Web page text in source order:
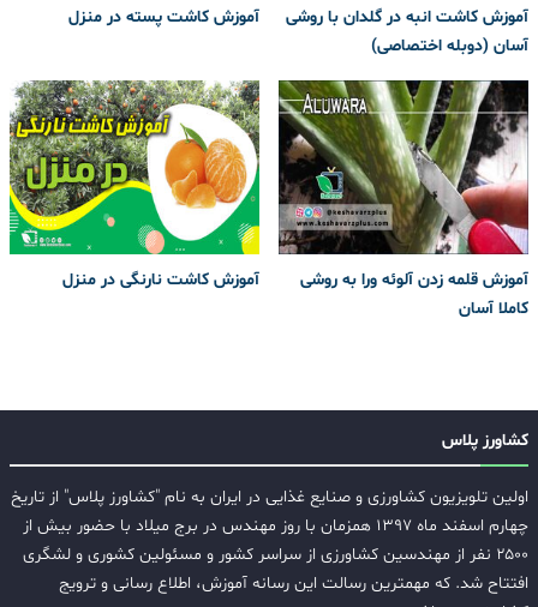
آموزش کاشت انبه در گلدان با روشی
آسان (دوبله اختصاصی)
آموزش کاشت پسته در منزل
آموزش قلمه زدن آلوئه ورا به روشی
کاملا آسان
آموزش کاشت نارنگی در منزل
کشاورز پلاس
اولین تلویزیون کشاورزی و صنایع غذایی در ایران به نام "کشاورز پلاس" از تاریخ
چهارم اسفند ماه ۱۳۹۷ همزمان با روز مهندس در برج میلاد با حضور بیش از
۲۵۰۰ نفر از مهندسین کشاورزی از سراسر کشور و مسئولین کشوری و لشگری
افتتاح شد. که مهمترین رسالت این رسانه آموزش، اطلاع رسانی و ترویج